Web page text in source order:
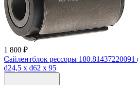
1 800 ₽
Сайлентблок рессоры
d24,5 x d62 x 95